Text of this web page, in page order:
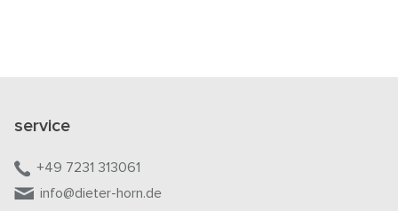
service
+49 7231 313061
info@dieter-horn.de